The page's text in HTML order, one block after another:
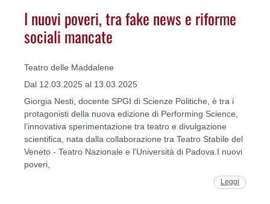
I nuovi poveri, tra fake news e riforme
sociali mancate
Teatro delle Maddalene
Dal 12.03.2025 al 13.03.2025
Giorgia Nesti, docente SPGI di Scienze Politiche, è tra i
protagonisti della nuova edizione di Performing Science,
l’innovativa sperimentazione tra teatro e divulgazione
scientifica, nata dalla collaborazione tra Teatro Stabile del
Veneto - Teatro Nazionale e l'Università di Padova.I nuovi
poveri,
Leggi